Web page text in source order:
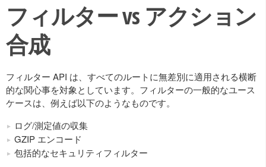
フィルター vs アクション
合成
フィルター API は、すべてのルートに無差別に適用される横断
的な関心事を対象としています。フィルターの一般的なユース
ケースは、例えば以下のようなものです。
ログ/測定値の収集
GZIP エンコード
包括的なセキュリティフィルター